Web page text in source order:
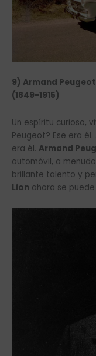
9) Armand
(1849-1915)
Un espíritu curioso,
Peugeot? Ese era
era él. Armand
automóvil, a
brillante talento y
Lion ahora se